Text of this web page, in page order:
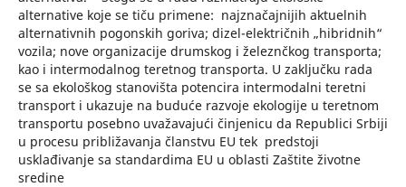
alternative koje se tiču primene: najznačajnijih aktuelnih
alternativnih pogonskih goriva; dizel-električnih „hibridnih“
vozila; nove organizacije drumskog i železnčkog transporta;
kao i intermodalnog teretnog transporta. U zaključku rada
se sa ekološkog stanovišta potencira intermodalni teretni
transport i ukazuje na buduće razvoje ekologije u teretnom
transportu posebno uvažavajući činjenicu da Republici Srbiji
u procesu približavanja članstvu EU tek predstoji
usklađivanje sa standardima EU u oblasti Zaštite životne
sredine